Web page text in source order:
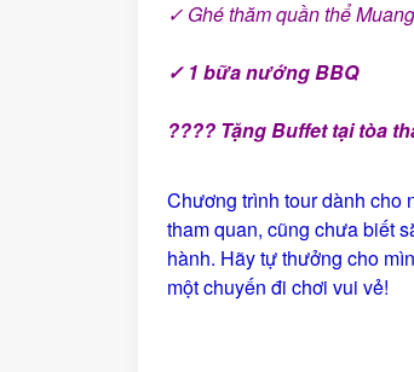
✓ Ghé thăm quần thể
✓1 bữa nướng BBQ
???? Tặng Buffet tại tòa
Chương trình tour dành cho
tham quan, cũng chưa biết
hành. Hãy tự thưởng cho
một chuyến đi chơi vui vẻ!